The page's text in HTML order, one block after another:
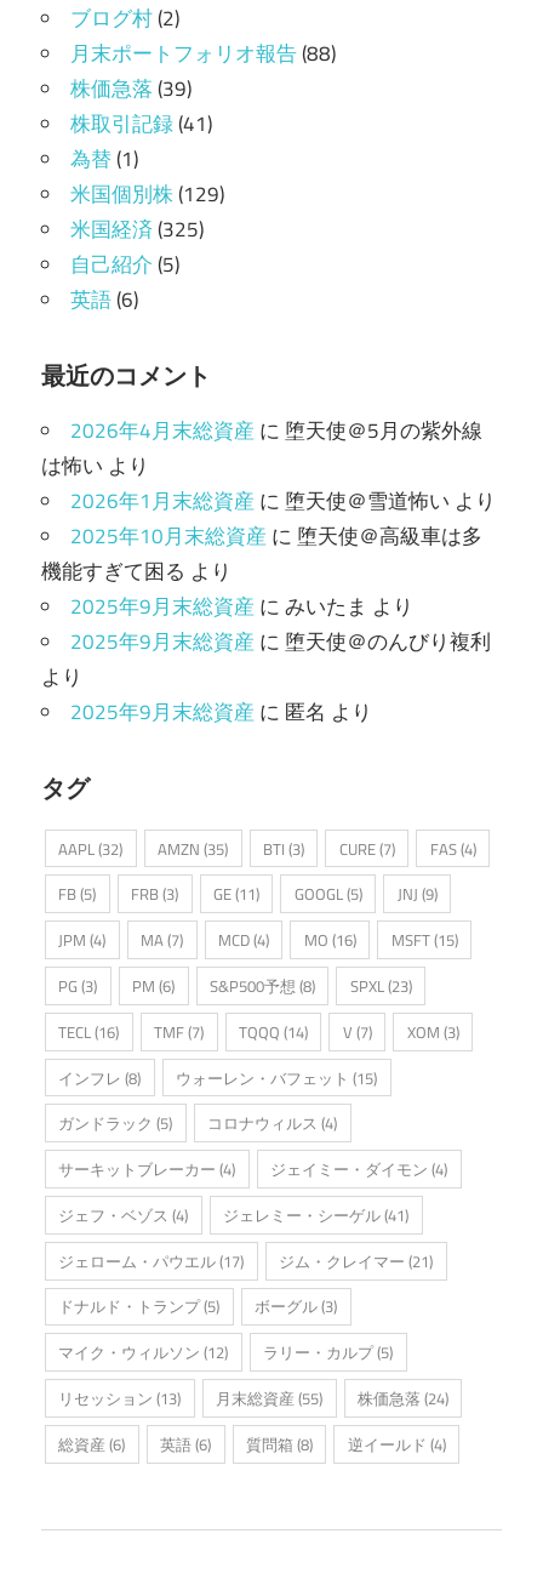
ブログ村(2)
月末ポートフォリオ報告(88)
株価急落(39)
株取引記録(41)
為替(1)
米国個別株(129)
米国経済(325)
自己紹介(5)
英語(6)
最近のコメント
2026年4月末総資産に 堕天使＠5月の紫外線
は怖い より
2026年1月末総資産に 堕天使＠雪道怖い より
2025年10月末総資産に 堕天使＠高級車は多
機能すぎて困る より
2025年9月末総資産にみいたま より
2025年9月末総資産に 堕天使＠のんびり複利
より
2025年9月末総資産に 匿名 より
タグ
AAPL(32) AMZN (35) BTI (3) CURE(7) FAS(4)
FB(5) FRB(3) GE(11) GOOGL(5) JNJ (9)
JPM (4) MA(7) MCD(4) MO (16) MSFT(15)
PG (3) PM (6) S&P500予想 (8) SPXL(23)
TECL(16) TMF(7) TQQQ (14) V (7) XOM (3)
インフレ (8) ウォーレン・バフェット (15)
ガンドラック (5) コロナウィルス (4)
サーキットブレーカー (4) ジェイミー・ダイモン (4)
ジェフ・ベゾス (4) ジェレミー・シーゲル(41)
ジェローム・パウエル(17) ジム・クレイマー (21)
ドナルド・トランプ(5) ボーグル(3)
マイク・ウィルソン (12) ラリー・カルプ(5)
リセッション (13) 月末総資産 (55) 株価急落 (24)
総資産 (6) 英語(6) 質問箱 (8) 逆イールド (4)